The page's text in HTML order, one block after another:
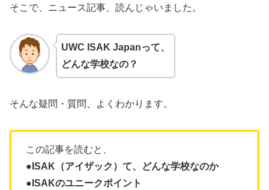
そこで、ニュース記事、読んじゃいました。
UWC ISAK Japanって、
どんな学校なの？
そんな疑問・質問、よくわかります。
この記事を読むと、
● ISAK （アイザック） て、どんな学校なのか
● ISAKのユニークポイント